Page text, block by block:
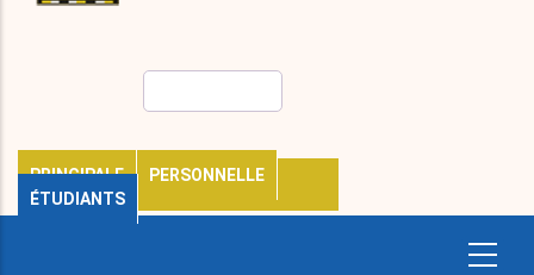
PRINCIPALE
PERSONNELLE
ÉTUDIANTS